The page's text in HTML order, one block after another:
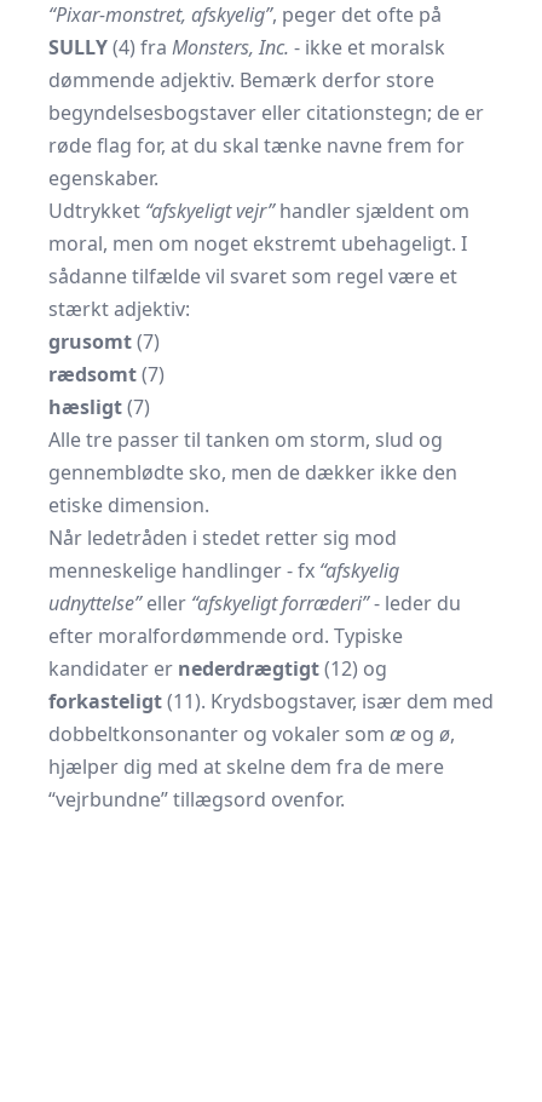
“Pixar-monstret, afskyelig”, peger det ofte på
SULLY(4) fra Monsters, Inc. - ikke et moralsk
dømmende adjektiv. Bemærk derfor store
begyndelsesbogstaver eller citationstegn; de er
røde flag for, at du skal tænke navne frem for
egenskaber.
Udtrykket “afskyeligt vejr”handler sjældent om
moral, men om noget ekstremt ubehageligt. I
sådanne tilfælde vil svaret som regel være et
stærkt adjektiv:
grusomt(7)
rædsomt(7)
hæsligt(7)
Alle tre passer til tanken om storm, slud og
gennemblødte sko, men de dækker ikke den
etiske dimension.
Når ledetråden i stedet retter sig mod
menneskelige handlinger - fx “afskyelig
udnyttelse”eller “afskyeligt forræderi”- leder du
efter moralfordømmende ord. Typiske
kandidater er nederdrægtigt(12) og
forkasteligt(11). Krydsbogstaver, især dem med
dobbeltkonsonanter og vokaler som æ og ø,
hjælper dig med at skelne dem fra de mere
“vejrbundne” tillægsord ovenfor.